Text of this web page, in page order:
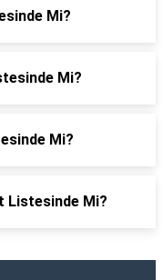
Mi?
Mi?
Mi?
Listesinde Mi?